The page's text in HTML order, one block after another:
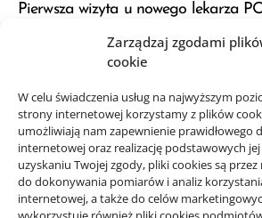
Zarządzaj zgodami
cookie
W celu świadczenia usług na najwyższym
strony internetowej korzystamy z plików
umożliwiają nam zapewnienie prawidłowego
internetowej oraz realizację podstawowych
uzyskaniu Twojej zgody, pliki cookies są
do dokonywania pomiarów i analiz
internetowej, a także do celów
Pierwsza wizyta u nowego lekarza
JDG a VAT: kiedy zapytać księgową
startem
21/06/2026